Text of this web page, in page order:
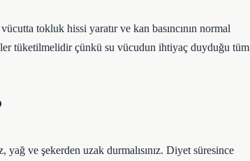
tokluk hissi yaratır ve kan basıncının normal
tüketilmelidir çünkü su vücudun ihtiyaç duyduğu tüm
yağ ve şekerden uzak durmalısınız. Diyet süresince